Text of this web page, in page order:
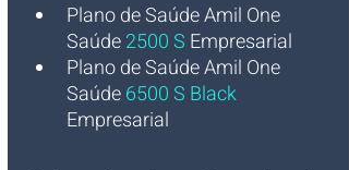
Plano de Saúde Amil One
Saúde2500 S Empresarial
Plano de Saúde Amil One
Saúde 6500 S Black
Empresarial